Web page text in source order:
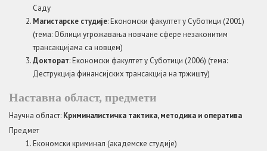
Саду
Магистарске студије: Економски факултет у Суботици (2001)
(тема: Облици угрожавања новчане сфере незаконитим
трансакцијама са новцем)
Докторат: Економски факултет у Суботици (2006) (тема:
Деструкција финансијских трансакција на тржишту)
Наставна област, предмети
Научна област: Криминалистичка тактика, методика и оператива
Предмет
Економски криминал (академске студије)